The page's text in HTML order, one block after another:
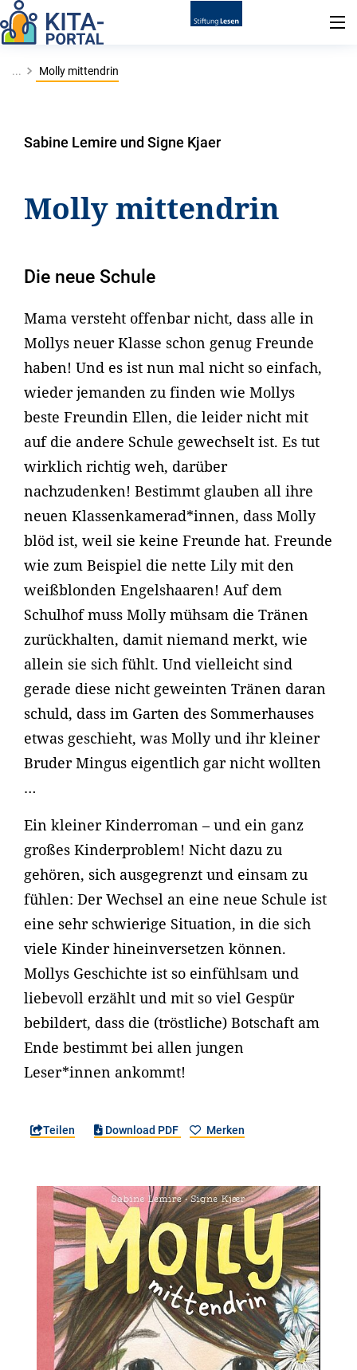
... Molly mittendrin
Sabine Lemire und Signe Kjaer
Molly mittendrin
Die neue Schule
Mama versteht offenbar nicht, dass alle in
Mollys neuer Klasse schon genug Freunde
haben! Und es ist nun mal nicht so einfach,
wieder jemanden zu finden wie Mollys
beste Freundin Ellen, die leider nicht mit
auf die andere Schule gewechselt ist. Es tut
wirklich richtig weh, darüber
nachzudenken! Bestimmt glauben all ihre
neuen Klassenkamerad*innen, dass Molly
blöd ist, weil sie keine Freunde hat. Freunde
wie zum Beispiel die nette Lily mit den
weißblonden Engelshaaren! Auf dem
Schulhof muss Molly mühsam die Tränen
zurückhalten, damit niemand merkt, wie
allein sie sich fühlt. Und vielleicht sind
gerade diese nicht geweinten Tränen daran
schuld, dass im Garten des Sommerhauses
etwas geschieht, was Molly und ihr kleiner
Bruder Mingus eigentlich gar nicht wollten
…
Ein kleiner Kinderroman – und ein ganz
großes Kinderproblem! Nicht dazu zu
gehören, sich ausgegrenzt und einsam zu
fühlen: Der Wechsel an eine neue Schule ist
eine sehr schwierige Situation, in die sich
viele Kinder hineinversetzen können.
Mollys Geschichte ist so einfühlsam und
liebevoll erzählt und mit so viel Gespür
bebildert, dass die (tröstliche) Botschaft am
Ende bestimmt bei allen jungen
Leser*innen ankommt!
Teilen Download PDF Merken